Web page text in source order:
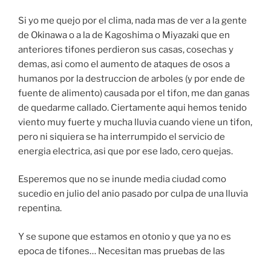
Si yo me quejo por el clima, nada mas de ver a la gente
de Okinawa o a la de Kagoshima o Miyazaki que en
anteriores tifones perdieron sus casas, cosechas y
demas, asi como el aumento de ataques de osos a
humanos por la destruccion de arboles (y por ende de
fuente de alimento) causada por el tifon, me dan ganas
de quedarme callado. Ciertamente aqui hemos tenido
viento muy fuerte y mucha lluvia cuando viene un tifon,
pero ni siquiera se ha interrumpido el servicio de
energia electrica, asi que por ese lado, cero quejas.
Esperemos que no se inunde media ciudad como
sucedio en julio del anio pasado por culpa de una lluvia
repentina.
Y se supone que estamos en otonio y que ya no es
epoca de tifones… Necesitan mas pruebas de las